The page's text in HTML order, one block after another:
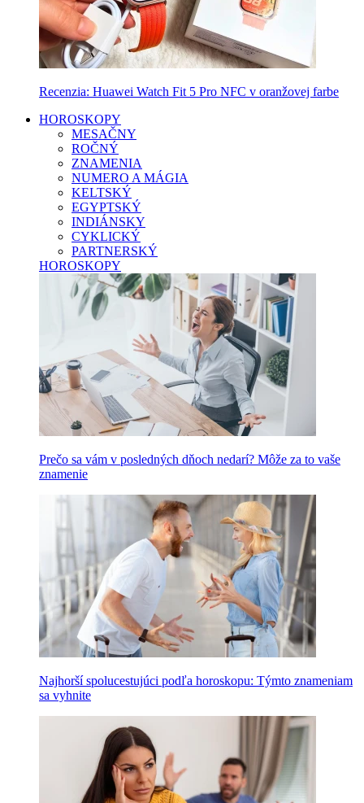
Recenzia: Huawei Watch Fit 5 Pro NFC v oranžovej farbe
HOROSKOPY
MESAČNY
ROČNÝ
ZNAMENIA
NUMERO A MÁGIA
KELTSKÝ
EGYPTSKÝ
INDIÁNSKY
CYKLICKÝ
PARTNERSKÝ
HOROSKOPY
Prečo sa vám v posledných dňoch nedarí? Môže za to vaše
znamenie
Najhorší spolucestujúci podľa horoskopu: Týmto znameniam
sa vyhnite